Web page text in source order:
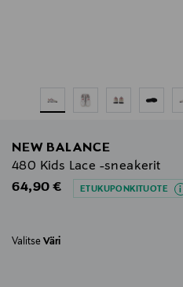
NEW BALANCE
480 Kids Lace -sneakerit
Original Price
64,90 € ETUKUPONKITUOTE
Valitse Väri